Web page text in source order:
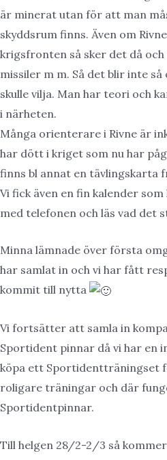
är minerat utan för att man
skyddsrum finns. Även om
krigsfronten så sker det då
missiler m m. Så det blir inte
skulle vilja. Man har teori och
i närheten.
Många orienterare i Rivne är
har dött i kriget som nu har
finns bl annat en tävlingskarta
Vi fick även en fin kalender
med telefonen och läs vad det
Minna lämnade över första
har samlat in och vi har fått
kommit till nytta
Vi fortsätter att samla in
Sportident pinnar då vi har en
köpa ett Sportidentträningset
roligare träningar och där
Sportidentpinnar.
Till helgen 28/2-2/3 så